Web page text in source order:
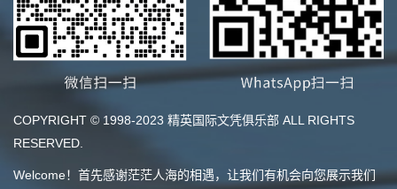
COPYRIGHT © 1998-2023 精英国际文凭俱乐部 ALL RIGHTS
RESERVED.
Welcome！首先感谢茫茫人海的相遇，让我们有机会向您展示我们